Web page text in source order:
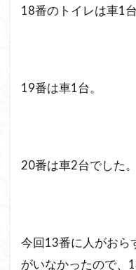
18番のトイレは車1台
19番は車1台。
20番は車2台でした。
今回13番に人がおら
がいなかったので、